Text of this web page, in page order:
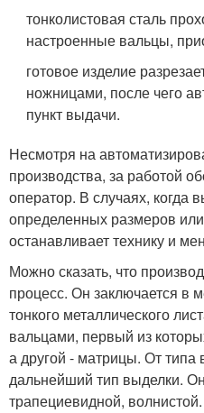
тонколистовая сталь
настроенные вальцы,
готовое изделие
ножницами, после чего
пункт выдачи.
Несмотря на
производства, за работой
оператор. В случаях, когда
определенных размеров
останавливает технику и
Можно сказать, что
процесс. Он заключается в
тонкого металлического
вальцами, первый из
а другой - матрицы. От типа
дальнейший тип выделки.
трапециевидной, волнистой.